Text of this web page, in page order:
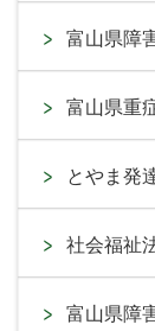
富山県障
富山県重
とやま発
社会福祉
富山県障